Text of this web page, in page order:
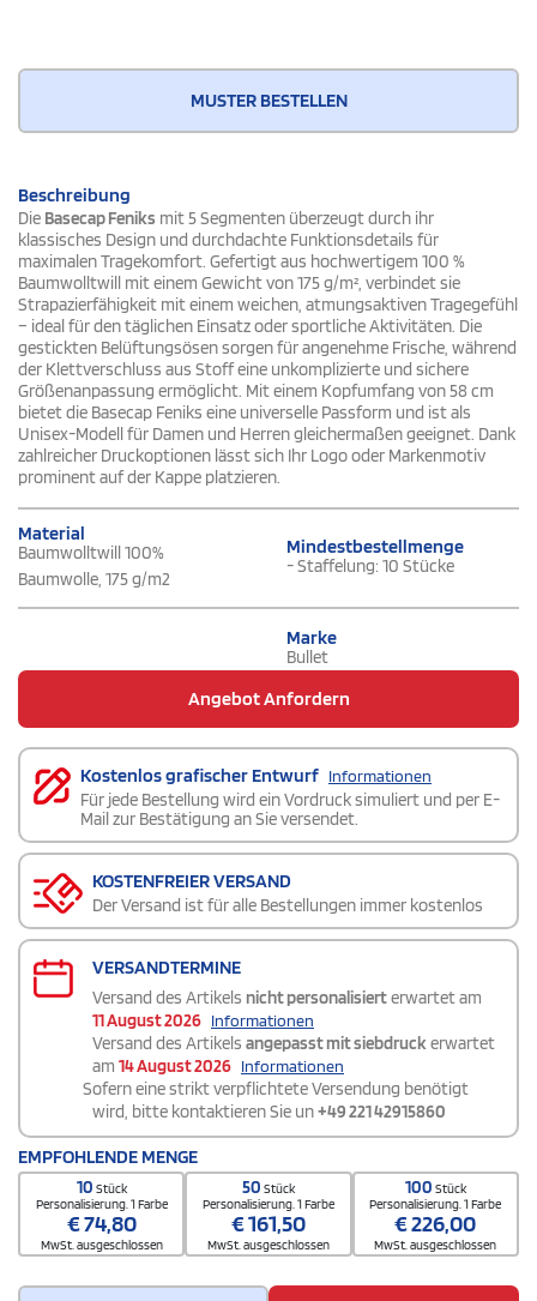
MUSTER BESTELLEN
Beschreibung
Die Basecap Feniks mit 5 Segmenten überzeugt durch ihr
klassisches Design und durchdachte Funktionsdetails für
maximalen Tragekomfort. Gefertigt aus hochwertigem 100 %
Baumwolltwill mit einem Gewicht von 175 g/m², verbindet sie
Strapazierfähigkeit mit einem weichen, atmungsaktiven Tragegefühl
– ideal für den täglichen Einsatz oder sportliche Aktivitäten. Die
gestickten Belüftungsösen sorgen für angenehme Frische, während
der Klettverschluss aus Stoff eine unkomplizierte und sichere
Größenanpassung ermöglicht. Mit einem Kopfumfang von 58 cm
bietet die Basecap Feniks eine universelle Passform und ist als
Unisex-Modell für Damen und Herren gleichermaßen geeignet. Dank
zahlreicher Druckoptionen lässt sich Ihr Logo oder Markenmotiv
prominent auf der Kappe platzieren.
Material
Baumwolltwill 100%
Baumwolle, 175 g/m2
Mindestbestellmenge
- Staffelung: 10 Stücke
Marke
Bullet
Angebot Anfordern
Kostenlos grafischer Entwurf Informationen
Für jede Bestellung wird ein Vordruck simuliert und per E-
Mail zur Bestätigung an Sie versendet.
KOSTENFREIER VERSAND
Der Versand ist für alle Bestellungen immer kostenlos
VERSANDTERMINE
Versand des Artikels nicht personalisierterwartet am
11 August 2026 Informationen
Versand des Artikels angepasst mit siebdruckerwartet
am 14 August 2026 Informationen
Sofern eine strikt verpflichtete Versendung benötigt
wird, bitte kontaktieren Sie un+49 221 42915860
EMPFOHLENDE MENGE
10 Stück
Personalisierung. 1 Farbe
€74,80
MwSt. ausgeschlossen
50 Stück
Personalisierung. 1 Farbe
€161,50
MwSt. ausgeschlossen
100 Stück
Personalisierung. 1 Farbe
€226,00
MwSt. ausgeschlossen